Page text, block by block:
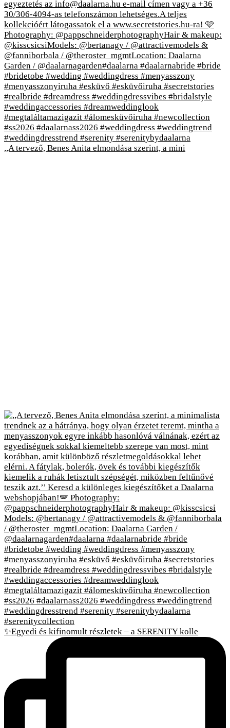
,,A tervező, Benes Anita elmondása szerint, a mini
✨Egyedi és kifinomult részletek – a SERENITY kolle